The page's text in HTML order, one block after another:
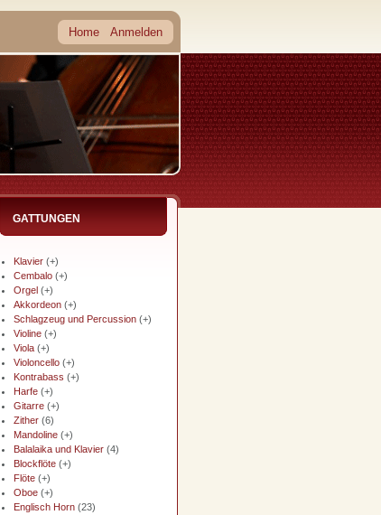
Home Anmelden
GATTUNGEN
Klavier (+)
Cembalo (+)
Orgel (+)
Akkordeon (+)
Schlagzeug und Percussion (+)
Violine (+)
Viola (+)
Violoncello (+)
Kontrabass (+)
Harfe (+)
Gitarre (+)
Zither (6)
Mandoline (+)
Balalaika und Klavier (4)
Blockflöte (+)
Flöte (+)
Oboe (+)
Englisch Horn (23)